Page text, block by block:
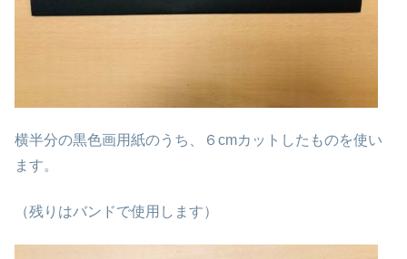
横半分の黒色画用紙のうち、６cmカットしたものを使い
ます。
（残りはバンドで使用します）